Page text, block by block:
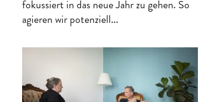
fokussiert in das neue Jahr zu gehen. So
agieren wir potenziell...